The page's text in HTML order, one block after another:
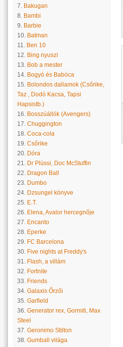
7. Bakugan
8. Bambi
9. Barbie
10. Batman
11. Ben 10
12. Bing nyuszi
13. Bob a mester
14. Bogyó és Babóca
15. Bolondos dallamok (Csőrike,
Taz , Dodó Kacsa, Tapsi
Hapsistb.)
16. Bosszúállók (Avengers)
17. Chuggington
18. Coca-cola
19. Csőrike
20. Dóra
21. Dr Plüssi, Doc McStuffin
22. Dragon Ball
23. Dumbo
24. Dzsungel könyve
25. E.T.
26. Elena, Avalor hercegnője
27. Encanto
28. Eperke
29. FC Barcelona
30. Five nights at Freddy's
31. Flash, a villám
32. Fortnite
33. Friends
34. Galaxis Őrzői
35. Garfield
36. Generator rex, Gormiti, Max
Steel
37. Geronimo Stilton
38. Gumball világa